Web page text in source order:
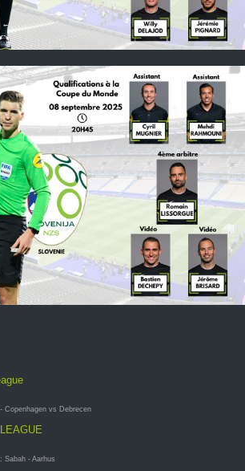
Copenhagen vs Debrecen
Sabah - Aarhus